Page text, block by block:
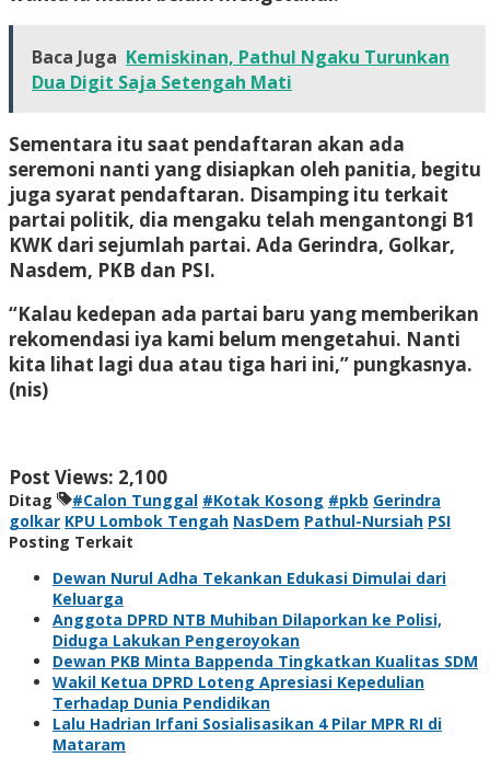
Baca Juga Kemiskinan, Pathul Ngaku Turunkan
Dua Digit Saja Setengah Mati
Sementara itu saat pendaftaran akan ada
seremoni nanti yang disiapkan oleh panitia, begitu
juga syarat pendaftaran. Disamping itu terkait
partai politik, dia mengaku telah mengantongi B1
KWK dari sejumlah partai. Ada Gerindra, Golkar,
Nasdem, PKB dan PSI.
“Kalau kedepan ada partai baru yang memberikan
rekomendasi iya kami belum mengetahui. Nanti
kita lihat lagi dua atau tiga hari ini,” pungkasnya.
(nis)
Post Views: 2,100
Ditag #Calon Tunggal #Kotak Kosong #pkb Gerindra
golkar KPU Lombok Tengah NasDem Pathul-Nursiah PSI
Posting Terkait
Dewan Nurul Adha Tekankan Edukasi Dimulai dari
Keluarga
Anggota DPRD NTB Muhiban Dilaporkan ke Polisi,
Diduga Lakukan Pengeroyokan
Dewan PKB Minta Bappenda Tingkatkan Kualitas SDM
Wakil Ketua DPRD Loteng Apresiasi Kepedulian
Terhadap Dunia Pendidikan
Lalu Hadrian Irfani Sosialisasikan 4 Pilar MPR RI di
Mataram